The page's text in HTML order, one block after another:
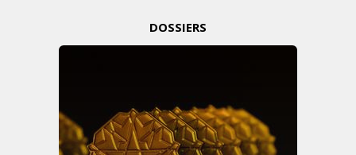
DOSSIERS